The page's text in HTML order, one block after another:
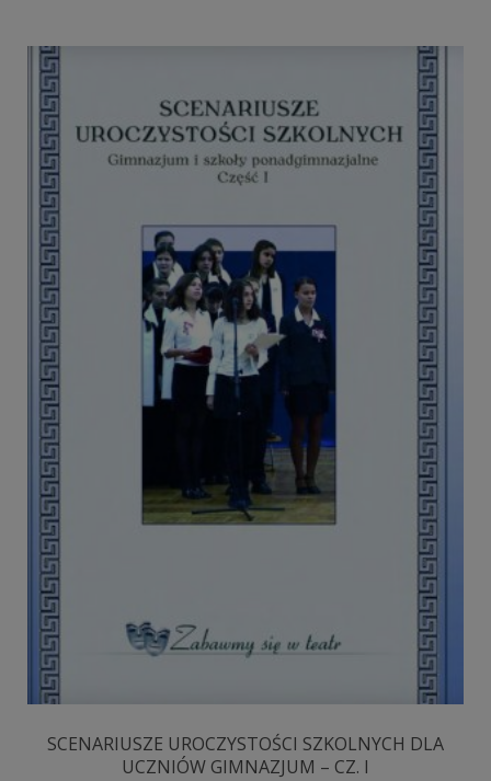
SCENARIUSZE UROCZYSTOŚCI SZKOLNYCH DLA
UCZNIÓW GIMNAZJUM – CZ. I